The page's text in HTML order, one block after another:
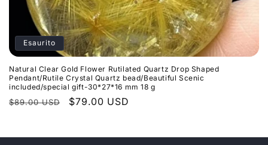
Esaurito
Natural Clear Gold Flower Rutilated Quartz Drop Shaped
Pendant/Rutile Crystal Quartz bead/Beautiful Scenic
included/special gift-30*27*16 mm 18 g
Prezzo
$89.00 USD
Prezzo
$79.00 USD